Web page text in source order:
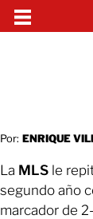
Por: ENRIQUE
La MLS le
segundo año
marcador de